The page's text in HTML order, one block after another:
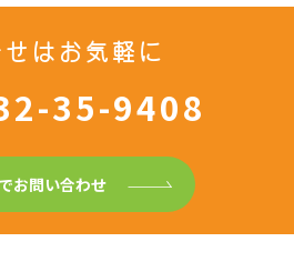
はお気軽に
35-9408
お問い合わせ